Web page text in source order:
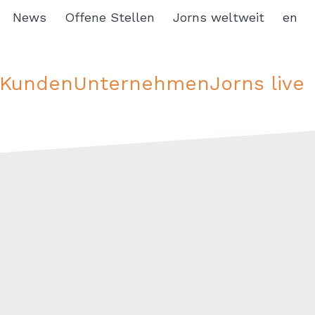
News Offene Stellen Jorns weltweit en
KundenUnternehmenJorns live